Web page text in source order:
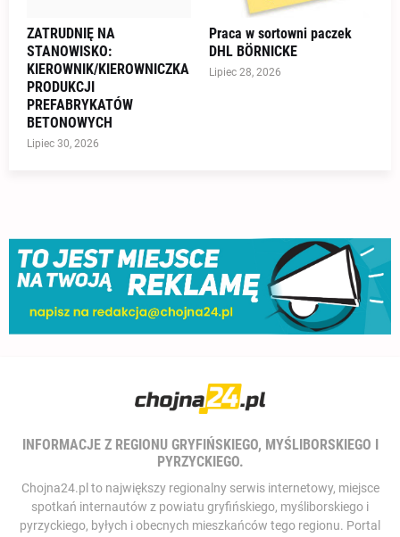
ZATRUDNIĘ NA
STANOWISKO:
KIEROWNIK/KIEROWNICZKA
PRODUKCJI
PREFABRYKATÓW
BETONOWYCH
Lipiec 30, 2026
Praca w sortowni paczek
DHL BÖRNICKE
Lipiec 28, 2026
INFORMACJE Z REGIONU GRYFIŃSKIEGO, MYŚLIBORSKIEGO I
PYRZYCKIEGO.
Chojna24.pl to największy regionalny serwis internetowy, miejsce
spotkań internautów z powiatu gryfińskiego, myśliborskiego i
pyrzyckiego, byłych i obecnych mieszkańców tego regionu. Portal